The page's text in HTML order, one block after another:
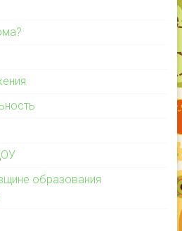
образования